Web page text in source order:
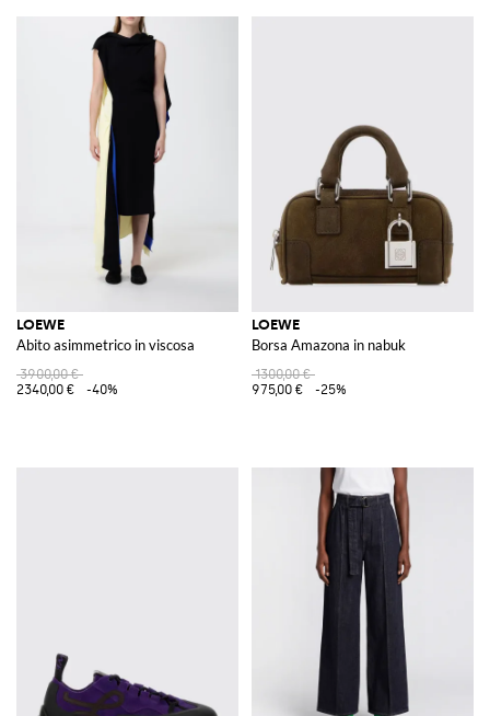
LOEWE
Abito asimmetrico in viscosa
3900,00 €
2340,00 €
-40%
LOEWE
Borsa Amazona in nabuk
1300,00 €
975,00 €
-25%